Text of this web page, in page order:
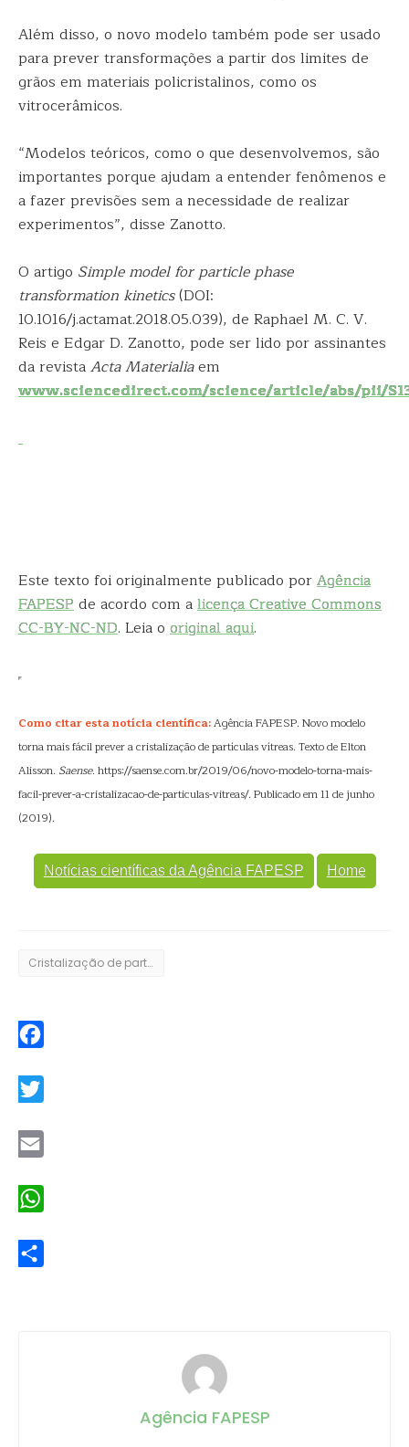
Além disso, o novo modelo também pode ser usado
para prever transformações a partir dos limites de
grãos em materiais policristalinos, como os
vitrocerâmicos.
“Modelos teóricos, como o que desenvolvemos, são
importantes porque ajudam a entender fenômenos e
a fazer previsões sem a necessidade de realizar
experimentos”, disse Zanotto.
O artigo Simple model for particle phase
transformation kinetics(DOI:
10.1016/j.actamat.2018.05.039), de Raphael M. C. V.
Reis e Edgar D. Zanotto, pode ser lido por assinantes
da revistaActa Materialiaem
www.sciencedirect.com/science/article/abs/pii/
Este texto foi originalmente publicado porAgência
FAPESPde acordo com alicença Creative Commons
CC-BY-NC-ND. Leia o original aqui.
Como citar esta notícia científica:Agência FAPESP. Novo modelo
torna mais fácil prever a cristalização de partículas vítreas. Texto de Elton
Alisson. Saense. https://saense.com.br/2019/06/novo-modelo-torna-mais-
facil-prever-a-cristalizacao-de-particulas-vitreas/. Publicado em 11 de junho
(2019).
Notícias científicas da Agência FAPESP Home
Cristalização de partículas vítreas
Agência FAPESP